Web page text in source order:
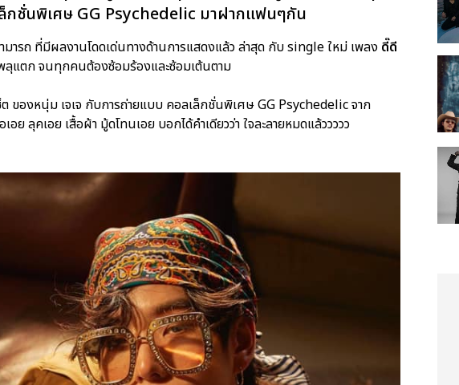
กชั่นพิเศษ GG Psychedelic มาฝากแฟนๆกัน
ารถ ที่มีผลงานโดดเด่นทางด้านการแสดงแล้ว ล่าสุด กับ single ใหม่ เพลง ดี๊ดี
ลุแตก จนทุกคนต้องซ้อมร้องและซ้อมเต้นตาม
ของหนุ่ม เจเจ กับการถ่ายแบบ คอลเล็กชั่นพิเศษ GG Psychedelic จาก
อย ลุคเอย เสื้อผ้า มู้ดโทนเอย บอกได้คำเดียวว่า ใจละลายหมดแล้ววววว